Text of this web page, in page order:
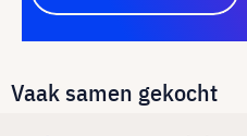
Vaak samen gekocht